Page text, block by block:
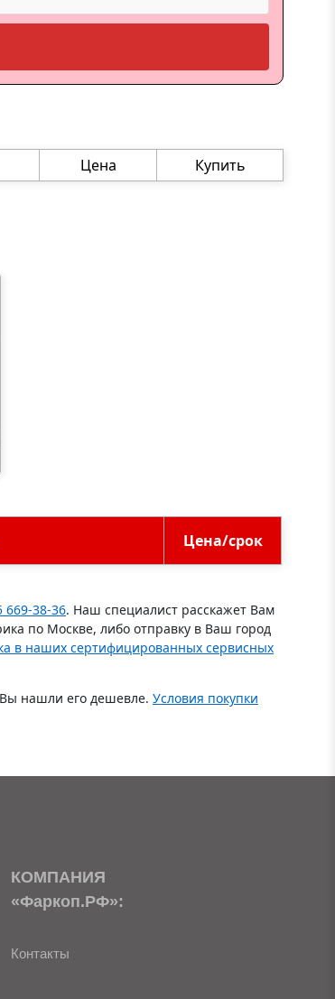
Цена Купить
Цена/срок
669-38-36. Наш специалист расскажет Вам
по Москве, либо отправку в Ваш город
в наших сертифицированных сервисных
нашли его дешевле. Условия покупки
КОМПАНИЯ
«Фаркоп.РФ»:
Контакты